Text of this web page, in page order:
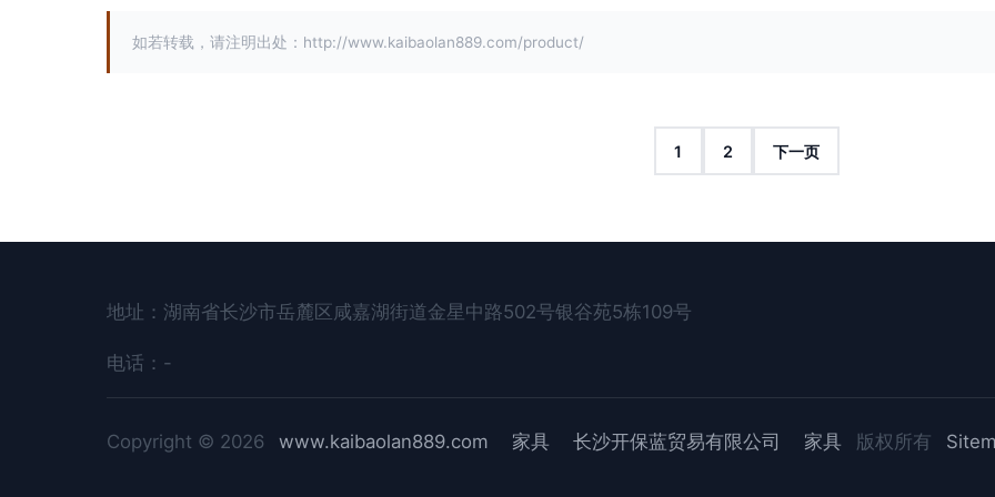
如若转载，请注明出处：http://www.kaibaolan889.com/product/
1 2 下一页
地址：湖南省长沙市岳麓区咸嘉湖街道金星中路502号银谷苑5栋109号
电话：-
Copyright © 2026 www.kaibaolan889.com 家具 长沙开保蓝贸易有限公司 家具 版权所有